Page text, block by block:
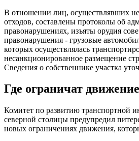
В отношении лиц, осуществлявших
отходов, составлены протоколы об
правонарушениях, изъяты орудия
правонарушения - грузовые
которых осуществлялась
несанкционированное размещение
Сведения о собственнике участка
Где ограничат движение
Комитет по развитию транспортной
северной столицы предупредил
новых ограничениях движения,